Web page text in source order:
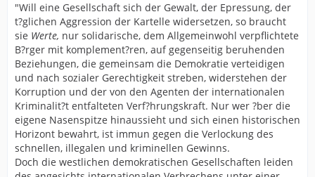
"Will eine Gesellschaft sich der Gewalt, der Epressung, der
t?glichen Aggression der Kartelle widersetzen, so braucht
sie Werte, nur solidarische, dem Allgemeinwohl verpflichtete
B?rger mit komplement?ren, auf gegenseitig beruhenden
Beziehungen, die gemeinsam die Demokratie verteidigen
und nach sozialer Gerechtigkeit streben, widerstehen der
Korruption und der von den Agenten der internationalen
Kriminalit?t entfalteten Verf?hrungskraft. Nur wer ?ber die
eigene Nasenspitze hinaussieht und sich einen historischen
Horizont bewahrt, ist immun gegen die Verlockung des
schnellen, illegalen und kriminellen Gewinns.
Doch die westlichen demokratischen Gesellschaften leiden